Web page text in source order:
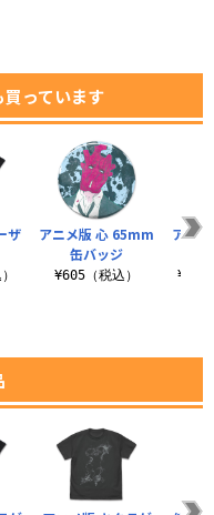
っています
ザ
アニメ版 心 65mm
缶バッジ
¥605（税込）
アニ